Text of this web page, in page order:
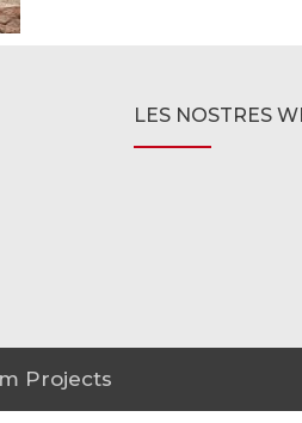
LES NOSTRES
Projects